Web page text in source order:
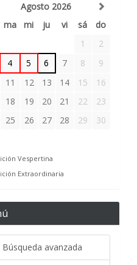
Agosto 2026
ma mi ju vi sá
do
1
2
4 5 6 7 8
9
11 12 13 14 15
16
18 19 20 21 22
23
25 26 27 28 29
30
Vespertina
Extraordinaria
Búsqueda avanzada